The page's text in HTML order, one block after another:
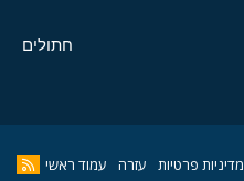
חתולים
מדיניות פרטיות עזרה עמוד ראשי